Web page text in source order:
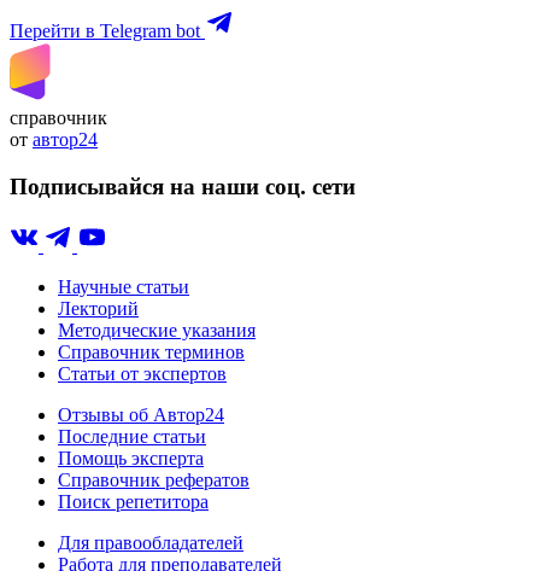
Перейти в Telegram bot
справочник
от автор24
Подписывайся на наши соц. сети
Научные статьи
Лекторий
Методические указания
Справочник терминов
Статьи от экспертов
Отзывы об Автор24
Последние статьи
Помощь эксперта
Справочник рефератов
Поиск репетитора
Для правообладателей
Работа для преподавателей